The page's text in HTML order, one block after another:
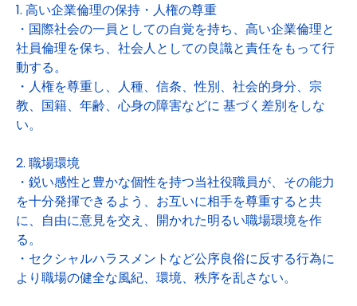
1. 高い企業倫理の保持・人権の尊重
・国際社会の一員としての自覚を持ち、高い企業倫理と
社員倫理を保ち、社会人としての良識と責任をもって行
動する。
・人権を尊重し、人種、信条、性別、社会的身分、宗
教、国籍、年齢、心身の障害などに 基づく差別をしな
い。
2. 職場環境
・鋭い感性と豊かな個性を持つ当社役職員が、その能力
を十分発揮できるよう、お互いに相手を尊重すると共
に、自由に意見を交え、開かれた明るい職場環境を作
る。
・セクシャルハラスメントなど公序良俗に反する行為に
より職場の健全な風紀、環境、秩序を乱さない。